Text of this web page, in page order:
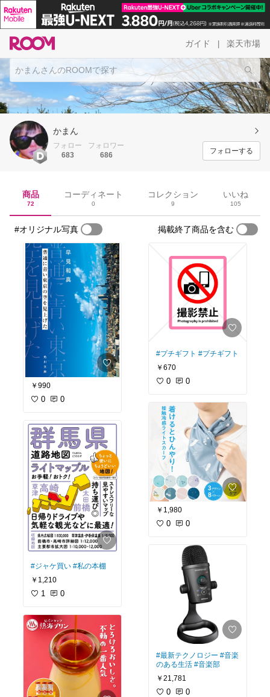
ガイド 楽天市場
かまん
フォロー
683
フォロワー
686
フォローする
商品
72
コーディネート
0
コレクション
9
いいね
105
#オリジナル写真 掲載終了商品を含む
￥990
0 0
#ジャケ買い #私の本棚
￥1,210
1 0
#プチギフト #プチギフト
￥670
0 0
￥1,980
0 0
#最新テクノロジー #音楽
のある生活 #音楽部
￥21,781
0 0